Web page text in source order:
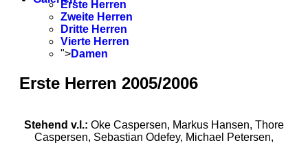
Erste Herren
Zweite Herren
Dritte Herren
Vierte Herren
">Damen
Erste Herren 2005/2006
Stehend v.l.: Oke Caspersen, Markus Hansen, Thore
Caspersen, Sebastian Odefey, Michael Petersen,